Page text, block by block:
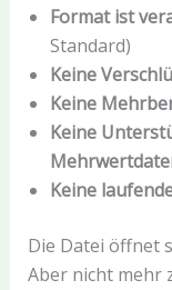
Format ist
Standard)
Keine
Keine
Keine
Keine
Die Datei öffnet
Aber nicht mehr